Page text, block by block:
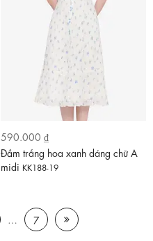
590.000 ₫
Đầm trắng hoa xanh dáng chữ A
midi KK188-19
7